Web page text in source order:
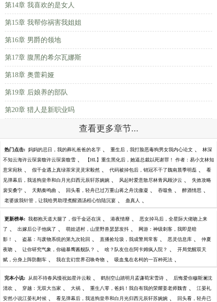
第14章 我喜欢的是女人
第15章 我帮你祸害我姐姐
第16章 男爵的领地
第17章 腹黑的希尔瓦娜斯
第18章 奥蕾莉娅
第19章 后娘养的部队
第20章 猎人是新职业吗
查看更多章节...
热门点击: 妈妈的忌日，我的葬礼爸爸的名字 、 重生后，我打脸恶毒狗男女我内心论文 、 林深
不知云海许云琛裴馥许云琛裴馥雪 、 【HL】重生黑化后，她逼总裁以死谢罪！ 作者：易小文林知
意宋宛秋 、 假千金遇上真绿茶宋灵灵宋毅然 、 代码被掉包后，销冠不干了魏南晨季明磊 、 看
见弹幕后，我送狗皇帝和白月光归西元辰轩苏婉婉 、 风起时爱意散尽林青风顾汐云 、 失效攻略
裴安桑宁 、 天鹅奏鸣曲 、 回头看，轻舟已过万重山蒋之舟沈傲凝 、 吞噬鱼 、 醉酒情思 、
老婆拔我针管，让我给男助理煮醒酒汤程心怡陆沉宴 、 蛊真人 、
更新榜单: 我都抱天道大腿了，假千金还在演 、 港夜情靡 、 恶女掉马后，全星际大佬吻上来
了 、 出嫁后公子他疯了 、 萌娃进村，山里野兽瑟瑟发抖 、 网游：神级刺客，我即是暗
影！ 、 盗墓：与废物系统的第九次轮回 、 直播捡垃圾，我成警局常客 、 恶灵信息库 、 仲夏
夜吻 、 让你研究气象，你磁暴鹰酱舰队？ 、 啥？队友住在阿卡姆疯人院？ 、 开局觉醒双天
赋，分身上阵防翻车 、 我在玄幻世界召唤奇物 、 吸血鬼在名柯的一百种死法 、
完本小说: 从前不待春风慢祝如星许云毅 、 鹤别空山踏明月孟谦荀宋雪诗 、 后悔爱你穆斯澜沈
清欢 、 穿越：无双大当家 、 大祸 、 重生八零，爸妈！我自有我的荣耀姜老师魏杳 、 江晏礼
安然小说江晏礼时候 、 看见弹幕后，我送狗皇帝和白月光归西元辰轩苏婉婉 、 回头看，轻舟已